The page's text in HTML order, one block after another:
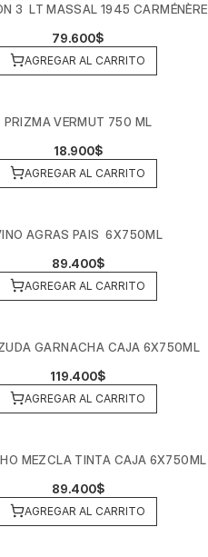
3  LT MASSAL 1945 CARMÉNÈRE
79.600$
AGREGAR AL CARRITO
PRIZMA VERMUT 750 ML
18.900$
AGREGAR AL CARRITO
AGRAS PAIS  6X750ML
89.400$
AGREGAR AL CARRITO
GARNACHA CAJA 6X750ML
119.400$
AGREGAR AL CARRITO
MEZCLA TINTA CAJA 6X750ML
89.400$
AGREGAR AL CARRITO